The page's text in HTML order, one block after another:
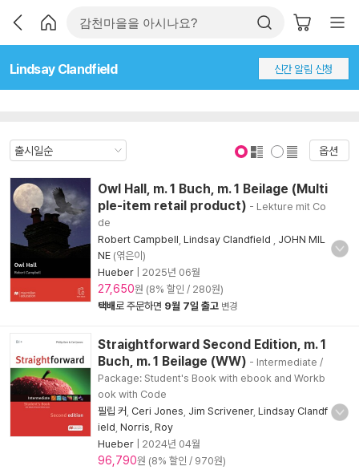
Lindsay Clandfield 신간 알림 신청
옵션
Owl Hall, m. 1 Buch, m. 1 Beilage (Multi
ple-item retail product) - Lekture mit Co
de
Robert Campbell Lindsay Clandfield
JOHN MIL
NE (엮은이)
Hueber
2025년 06월
27,650원 (8% 할인 / 280원)
택배로 주문하면 9월 7일 출고 변경
Straightforward Second Edition, m. 1
Buch, m. 1 Beilage (WW) - Intermediate /
Package: Student's Book with ebook and Workb
ook with Code
필립 커 Ceri Jones Jim Scrivener, Lindsay Clandf
ield Norris, Roy
Hueber
2024년 04월
96,790원 (8% 할인 / 970원)